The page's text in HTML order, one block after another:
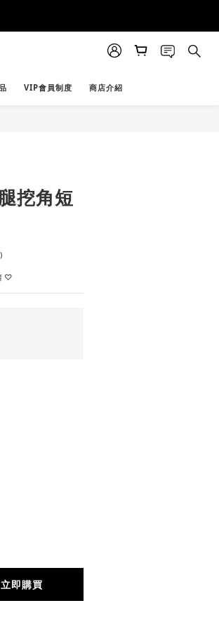
VIP會員制度 商店介紹
挖角短
♡
立即購買